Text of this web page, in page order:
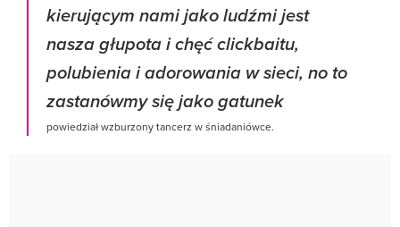
kierującym nami jako ludźmi jest
nasza głupota i chęć clickbaitu,
polubienia i adorowania w sieci, no to
zastanówmy się jako gatunek
powiedział wzburzony tancerz w śniadaniówce.